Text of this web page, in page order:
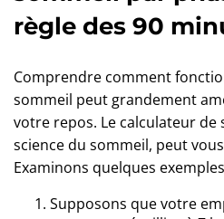
règle des 90
Comprendre comment
sommeil peut grandement
votre repos. Le calculateur de
science du sommeil, peut
Examinons quelques
Supposons que votre